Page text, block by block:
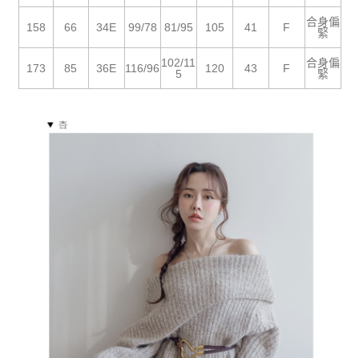
５．嚴禁一人註冊多個帳號或使用他人資訊註冊。若發現惡意使用之情形，
恩沛科技股份有限公司將有權停止該用戶之使用額度並採取法律行動。
158 66 34E 99/78 81/95 105 41 F
合身偏
緊
173 85 36E 116/96 102/11
5
120 43 F
合身偏
緊